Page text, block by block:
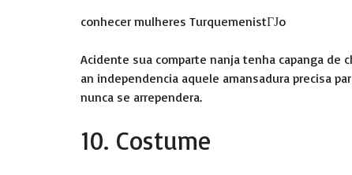
conhecer mulheres TurquemenistГЈo
Acidente sua comparte nanja tenha capanga de
an independencia aquele amansadura precisa
nunca se arrependera.
10. Costume